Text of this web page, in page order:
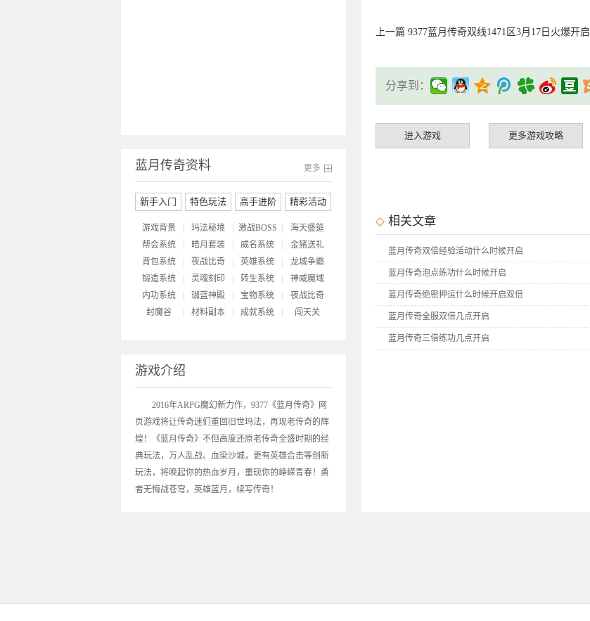
上一篇 9377蓝月传奇双线1471区3月17日火爆开启
分享到：
进入游戏 更多游戏攻略
相关文章
蓝月传奇双倍经验活动什么时候开启
蓝月传奇泡点练功什么时候开启
蓝月传奇绝密押运什么时候开启双倍
蓝月传奇全服双倍几点开启
蓝月传奇三倍练功几点开启
更多
蓝月传奇资料
新手入门 特色玩法 高手进阶 精彩活动
游戏背景 玛法秘境 激战BOSS
海天盛筵
帮会系统 皓月套装 威名系统
金猪送礼
背包系统 夜战比奇 英雄系统
龙城争霸
锻造系统 灵魂刻印 转生系统
神威魔域
内功系统 珈蓝神殿 宝物系统
夜战比奇
封魔谷 材料副本 成就系统 闯天关
游戏介绍
2016年ARPG魔幻新力作，9377《蓝月传奇》网
页游戏将让传奇迷们重回旧世玛法，再现老传奇的辉
煌！《蓝月传奇》不但高度还原老传奇全盛时期的经
典玩法，万人乱战、血染沙城，更有英雄合击等创新
玩法，将唤起你的热血岁月，重现你的峥嵘青春！勇
者无悔战苍穹，英雄蓝月，续写传奇！